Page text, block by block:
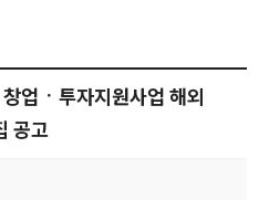
업ㆍ투자지원사업 해외
공고